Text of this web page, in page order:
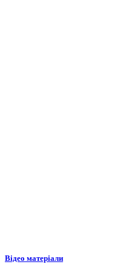
Відео матеріали